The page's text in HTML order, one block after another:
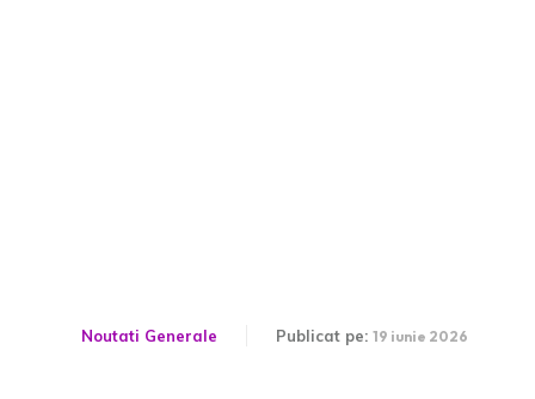
Noutati Generale Publicat pe: 19 iunie 2026